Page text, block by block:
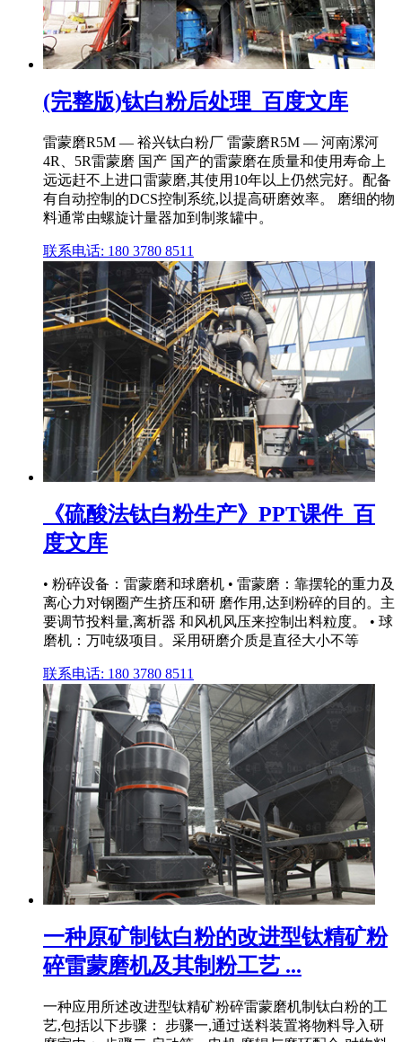
(完整版)钛白粉后处理_百度文库
雷蒙磨R5M — 裕兴钛白粉厂 雷蒙磨R5M — 河南漯河
4R、5R雷蒙磨 国产 国产的雷蒙磨在质量和使用寿命上
远远赶不上进口雷蒙磨,其使用10年以上仍然完好。配备
有自动控制的DCS控制系统,以提高研磨效率。 磨细的物
料通常由螺旋计量器加到制浆罐中。
联系电话: 180 3780 8511
《硫酸法钛白粉生产》PPT课件_百
度文库
• 粉碎设备：雷蒙磨和球磨机 • 雷蒙磨：靠摆轮的重力及
离心力对钢圈产生挤压和研 磨作用,达到粉碎的目的。主
要调节投料量,离析器 和风机风压来控制出料粒度。 • 球
磨机：万吨级项目。采用研磨介质是直径大小不等
联系电话: 180 3780 8511
一种原矿制钛白粉的改进型钛精矿粉
碎雷蒙磨机及其制粉工艺 ...
一种应用所述改进型钛精矿粉碎雷蒙磨机制钛白粉的工
艺,包括以下步骤： 步骤一,通过送料装置将物料导入研